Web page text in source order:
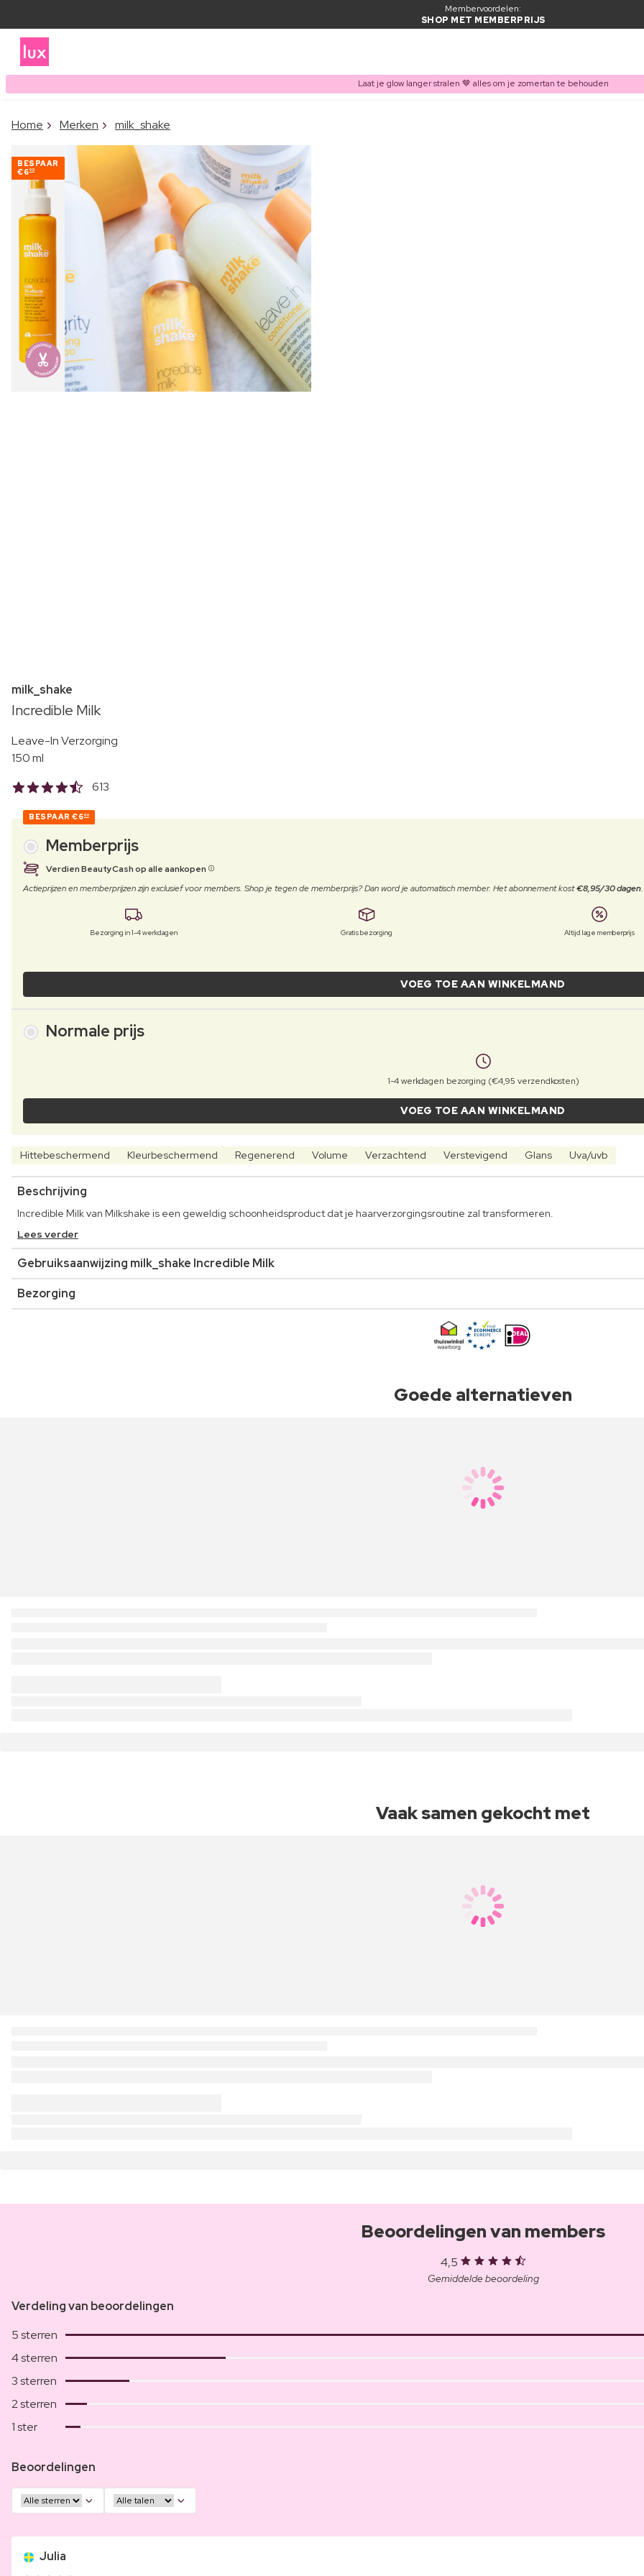
Membervoordelen:
SHOP MET MEMBERPRIJS
Laat je glow langer stralen 🤎 alles om je zomertan te behouden
Home Merken milk_shake
BESPAAR
€600
milk_shake
Incredible Milk
Leave-In Verzorging
150 ml
613
BESPAAR €600
Memberprijs
Verdien BeautyCash op alle aankopen
Actieprijzen en memberprijzen zijn exclusief voor members. Shop je tegen de memberprijs? Dan word je automatisch member. Het abonnement kost€8,95/30 dagen
Bezorging in 1-4 werkdagen Gratis bezorging Altijd lage memberprijs
VOEG TOE AAN WINKELMAND
Normale prijs
1-4 werkdagen bezorging (€4,95 verzendkosten)
VOEG TOE AAN WINKELMAND
Hittebeschermend Kleurbeschermend Regenerend Volume Verzachtend Verstevigend Glans Uva/uvb
Beschrijving
Incredible Milk van Milkshake is een geweldig schoonheidsproduct dat je haarverzorgingsroutine zal transformeren.
Lees verder
Gebruiksaanwijzing milk_shake Incredible Milk
Bezorging
Goede alternatieven
Vaak samen gekocht met
Beoordelingen van members
4,5
Gemiddelde beoordeling
Verdeling van beoordelingen
5 sterren
4 sterren
3 sterren
2 sterren
1 ster
Beoordelingen
Julia